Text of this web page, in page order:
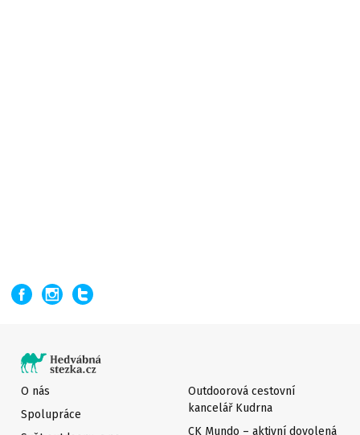
O nás
Spolupráce
Outdoorová cestovní
kancelář Kudrna
CK Mundo – aktivní dovolená